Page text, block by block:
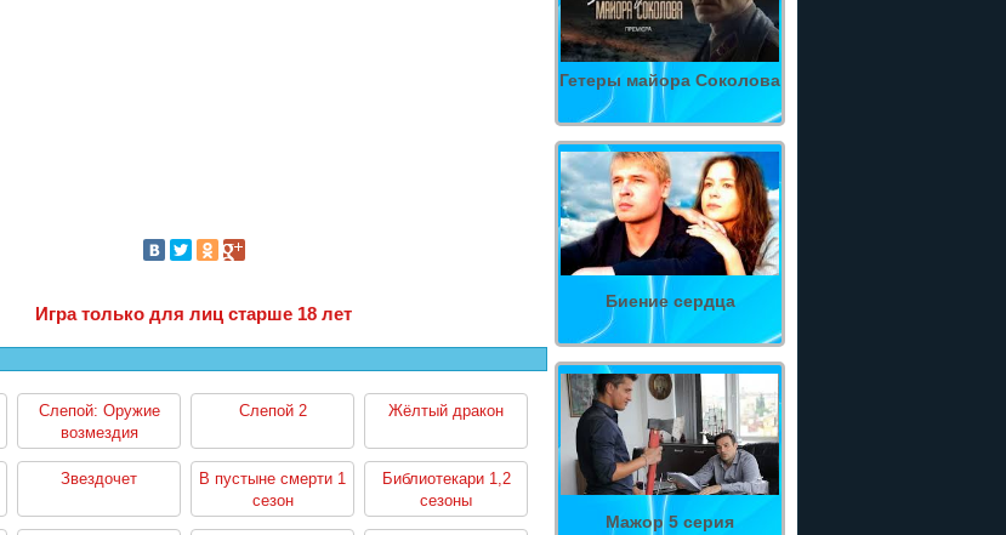
Гетеры майора Соколова
Биение сердца
Мажор 5 серия
Игра только для лиц старше 18 лет
Слепой: Оружие
возмездия
Слепой 2 Жёлтый дракон
Звездочет
В пустыне смерти 1
сезон
Библиотекари 1,2
сезоны